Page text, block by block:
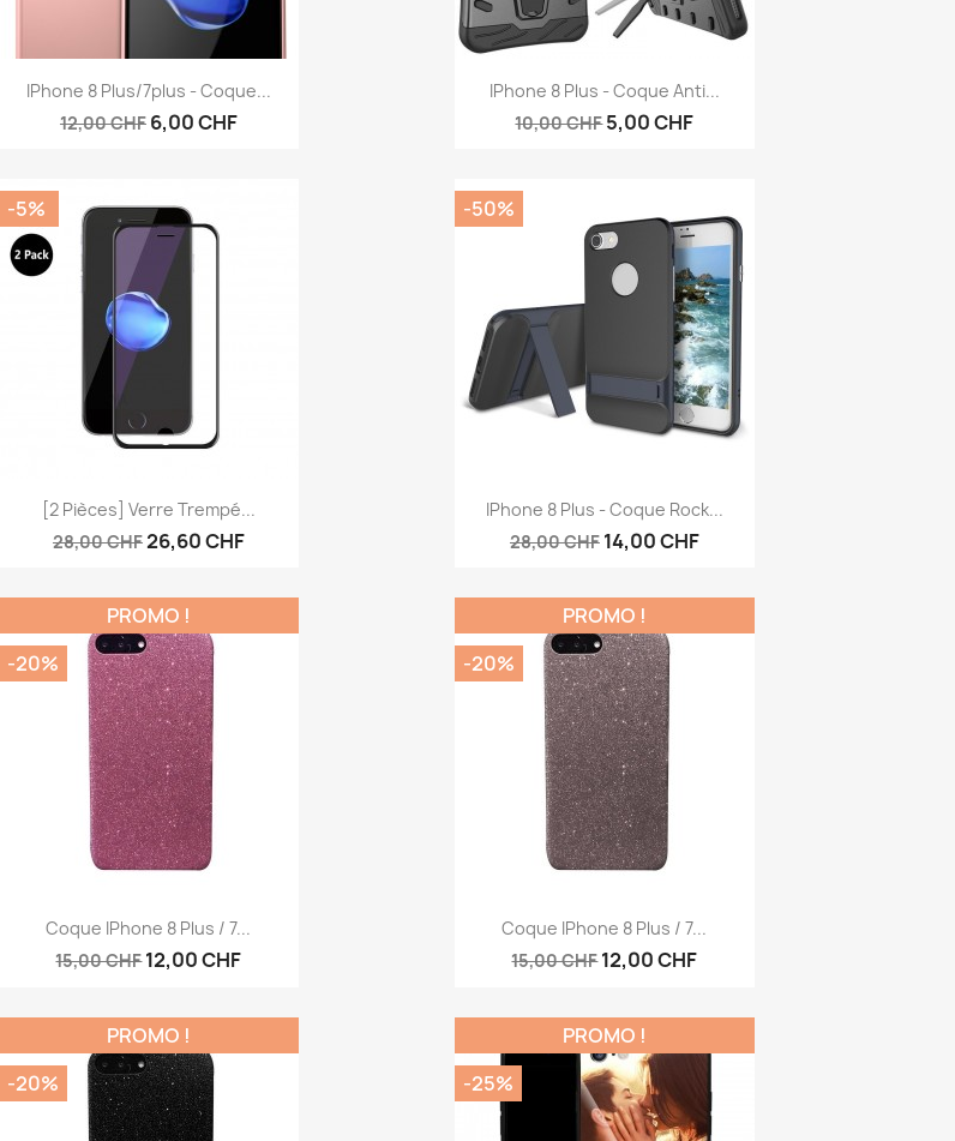
Aperçu rapide
IPhone 8 Plus/7plus - Coque...
12,00 CHF 6,00 CHF
 Aperçu rapide
IPhone 8 Plus - Coque Anti...
10,00 CHF5,00 CHF
Aperçu rapide
[2 Pièces] Verre Trempé...
28,00 CHF26,60 CHF
-5%
Aperçu rapide
IPhone 8 Plus - Coque Rock...
28,00 CHF 14,00 CHF
-50%
Aperçu rapide
Coque IPhone 8 Plus / 7...
15,00 CHF12,00 CHF
PROMO !
-20%
Aperçu rapide
Coque IPhone 8 Plus / 7...
15,00 CHF12,00 CHF
PROMO !
-20%
PROMO !
-20%
PROMO !
-25%